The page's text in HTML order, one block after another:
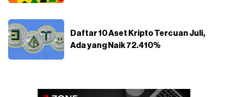
Daftar 10 Aset Kripto Tercuan Juli,
Ada yang Naik 72.410%